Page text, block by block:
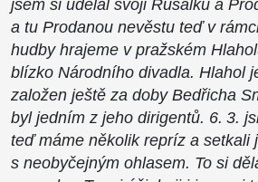
jsem si udělal svoji Rusalku a
a tu Prodanou nevěstu teď v
hudby hrajeme v pražském
blízko Národního divadla. Hlahol
založen ještě za doby Bedřicha
byl jedním z jeho dirigentů. 6. 3.
teď máme několik repríz a setkali
s neobyčejným ohlasem. To si